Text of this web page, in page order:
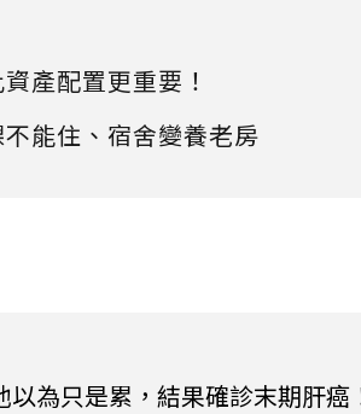
產配置更重要！
能住、宿舍變養老房
以為只是累，結果確診末期肝癌